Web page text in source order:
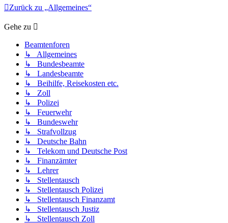
Zurück zu „Allgemeines“
Gehe zu
Beamtenforen
↳ Allgemeines
↳ Bundesbeamte
↳ Landesbeamte
↳ Beihilfe, Reisekosten etc.
↳ Zoll
↳ Polizei
↳ Feuerwehr
↳ Bundeswehr
↳ Strafvollzug
↳ Deutsche Bahn
↳ Telekom und Deutsche Post
↳ Finanzämter
↳ Lehrer
↳ Stellentausch
↳ Stellentausch Polizei
↳ Stellentausch Finanzamt
↳ Stellentausch Justiz
↳ Stellentausch Zoll